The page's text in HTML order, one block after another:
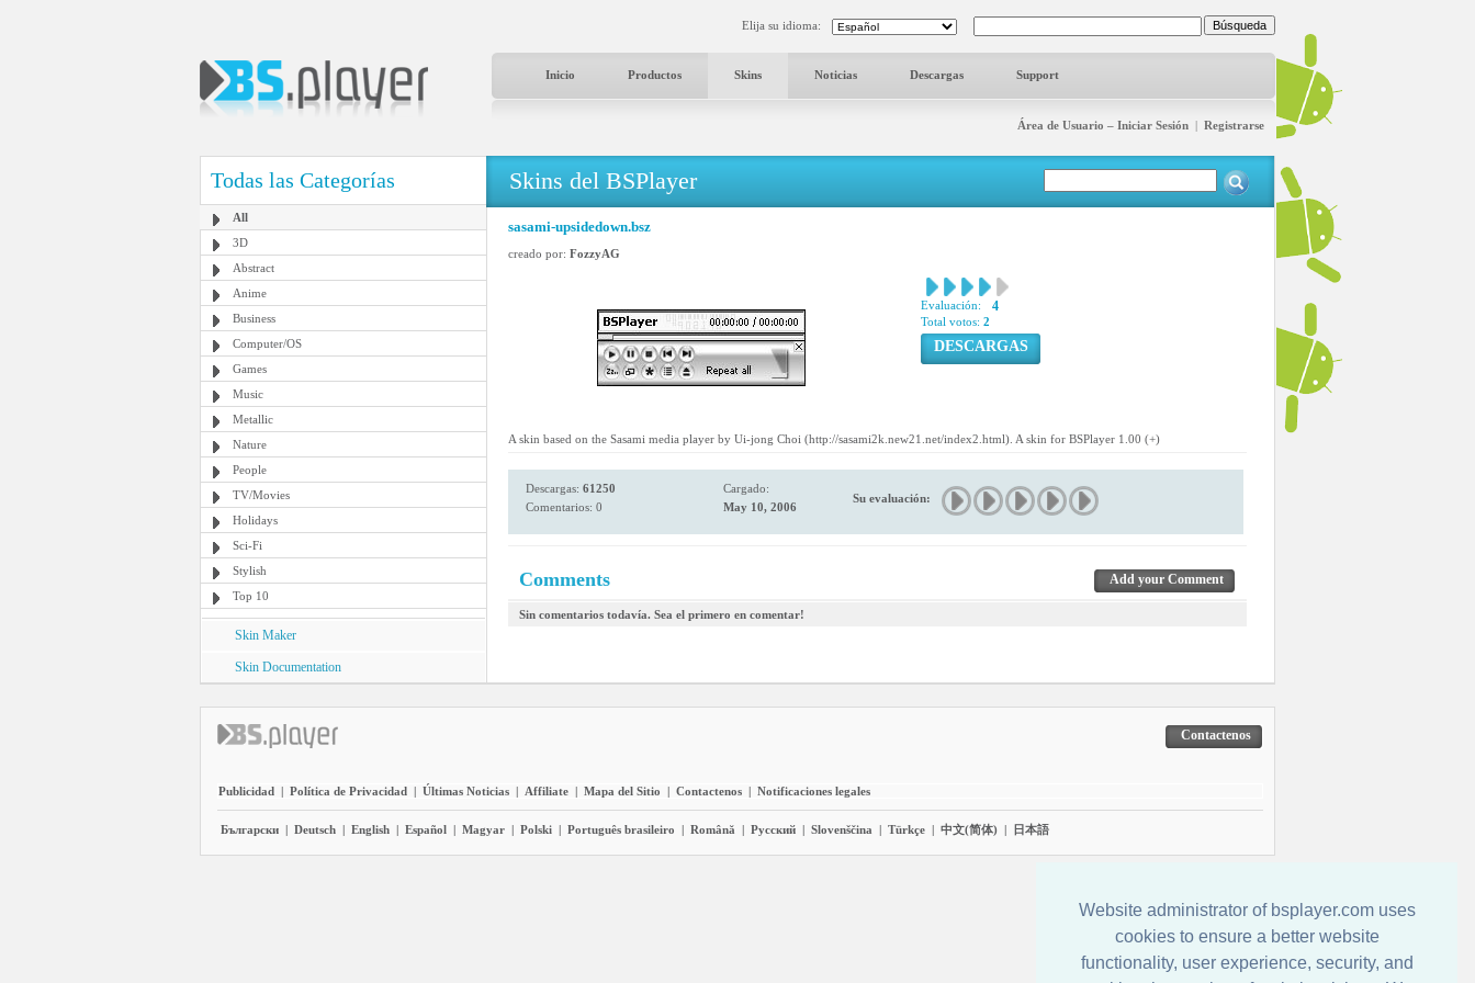
Website administrator of bsplayer.com uses
cookies to ensure a better website
functionality, user experience, security, and
Elija su idioma:
Inicio Productos Skins Noticias Descargas Support
Área de Usuario – Iniciar Sesión | Registrarse
Todas las Categorías
All
3D
Abstract
Anime
Business
Computer/OS
Games
Music
Metallic
Nature
People
TV/Movies
Holidays
Sci-Fi
Stylish
Top 10
Skin Maker
Skin Documentation
Skins del BSPlayer
sasami-upsidedown.bsz
creado por: FozzyAG
Evaluación: 4
Total votos: 2
DESCARGAS
A skin based on the Sasami media player by Ui-jong Choi (http://sasami2k.new21.net/index2.html). A skin for BSPlayer 1.00 (+)
Descargas: 61250
Comentarios: 0
Cargado:
May 10, 2006
Su evaluación:
Comments Add your Comment
Sin comentarios todavía. Sea el primero en comentar!
Contactenos
Publicidad | Política de Privacidad | Últimas Noticias | Affiliate | Mapa del Sitio | Contactenos | Notificaciones legales
Български | Deutsch | English | Español | Magyar | Polski | Português brasileiro | Română | Pyccĸий | Slovenščina | Türkçe | 中文(简体) | 日本語